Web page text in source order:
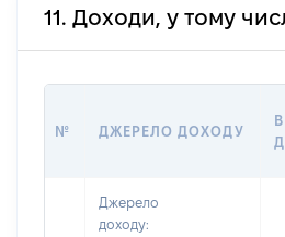
11. Доходи, у тому
№ ДЖЕРЕЛО ДОХОДУ
Джерело
доходу: